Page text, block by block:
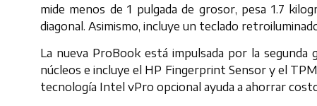
mide menos de 1 pulgada de grosor, pesa 1.7
diagonal. Asimismo, incluye un teclado
La nueva ProBook está impulsada por la
núcleos e incluye el HP Fingerprint Sensor y el
tecnología Intel vPro opcional ayuda a ahorrar